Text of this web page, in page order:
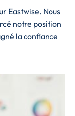
Eastwise. Nous
notre position
la confiance